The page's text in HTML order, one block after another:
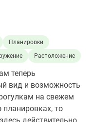
Планировки
Расположение
теперь
вид и возможность
на свежем
планировках, то
действительно